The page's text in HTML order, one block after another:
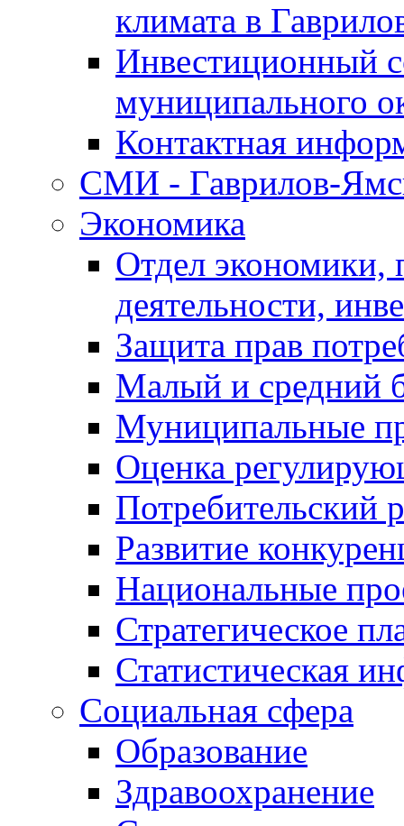
климата в
Инвестиционный
муниципального
Контактная
СМИ - Гаврилов-
Экономика
Отдел экономики,
деятельности,
Защита прав
Малый и средний
Муниципальные
Оценка
Потребительский
Развитие
Национальные
Стратегическое
Статистическая
Социальная сфера
Образование
Здравоохранение